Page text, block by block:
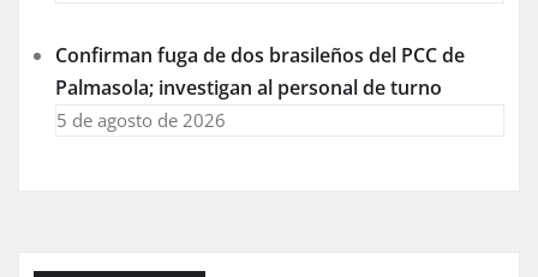
Confirman fuga de dos brasileños del PCC de
Palmasola; investigan al personal de turno
5 de agosto de 2026